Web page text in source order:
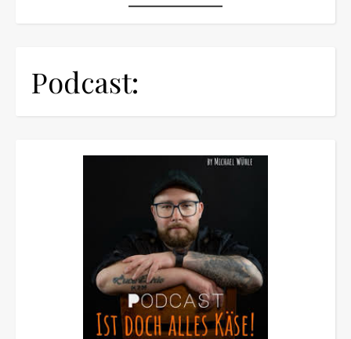
Podcast: